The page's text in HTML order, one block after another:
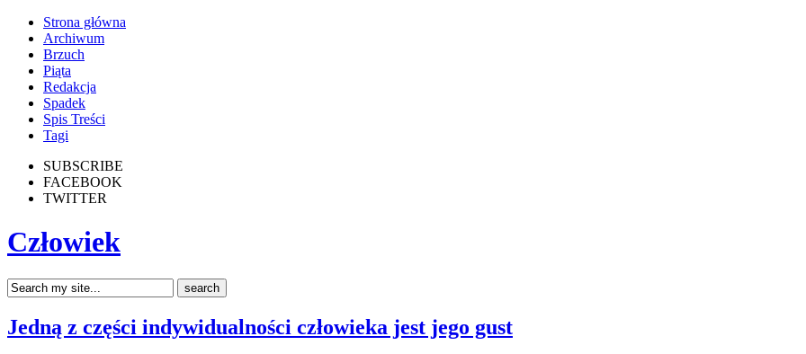
Strona główna
Archiwum
Brzuch
Piąta
Redakcja
Spadek
Spis Treści
Tagi
SUBSCRIBE
FACEBOOK
TWITTER
Człowiek
Jedną z części indywidualności człowieka jest jego gust